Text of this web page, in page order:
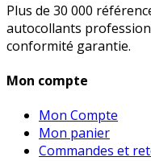
Plus de 30 000
autocollants
conformité garantie.
Mon compte
Mon Compte
Mon panier
Commandes et